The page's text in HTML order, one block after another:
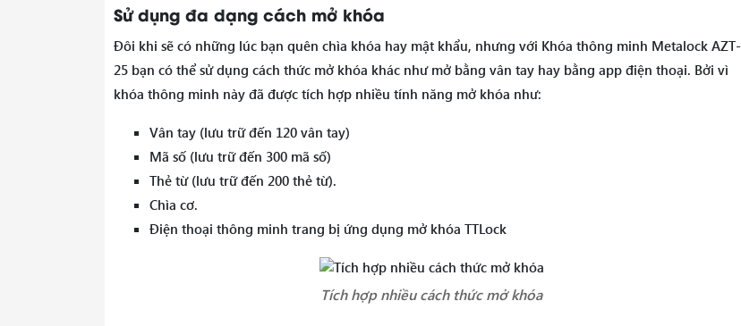
Sử dụng đa dạng cách mở khóa
Đôi khi sẽ có những lúc bạn quên chìa khóa hay mật khẩu, nhưng với Khóa thông minh Metalock AZT-
25 bạn có thể sử dụng cách thức mở khóa khác như mở bằng vân tay hay bằng app điện thoại. Bởi vì
khóa thông minh này đã được tích hợp nhiều tính năng mở khóa như:
Vân tay (lưu trữ đến 120 vân tay)
Mã số (lưu trữ đến 300 mã số)
Thẻ từ (lưu trữ đến 200 thẻ từ).
Chìa cơ.
Điện thoại thông minh trang bị ứng dụng mở khóa TTLock
Tích hợp nhiều cách thức mở khóa